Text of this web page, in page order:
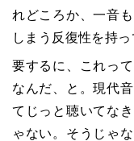
れどころか、一音
しまう反復性を持っ
要するに、これっ
なんだ、と。現代
てじっと聴いてな
ゃない。そうじゃ